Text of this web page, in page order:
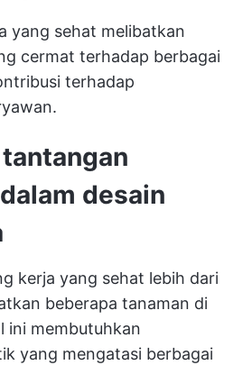
yang sehat melibatkan
cermat terhadap berbagai
terhadap
desain
kerja yang sehat lebih dari
beberapa tanaman di
ini membutuhkan
yang mengatasi berbagai